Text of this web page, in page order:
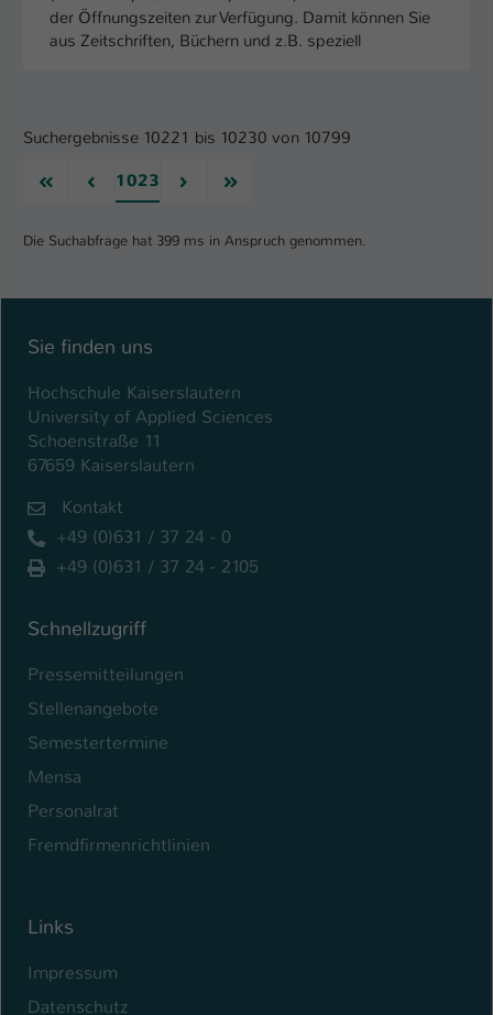
der Öffnungszeiten zur Verfügung. Damit können Sie
aus Zeitschriften, Büchern und z.B. speziell
Suchergebnisse 10221 bis 10230 von 10799
Erste
Vorherige
1023 NächsteLetzte
Die Suchabfrage hat 399 ms in Anspruch genommen.
Sie finden uns
Hochschule Kaiserslautern
University of Applied Sciences
Schoenstraße 11
67659 Kaiserslautern
Kontakt
+49 (0)631 / 37 24 - 0
+49 (0)631 / 37 24 - 2105
Schnellzugriff
Pressemitteilungen
Stellenangebote
Semestertermine
Mensa
Personalrat
Fremdfirmenrichtlinien
Links
Impressum
Datenschutz